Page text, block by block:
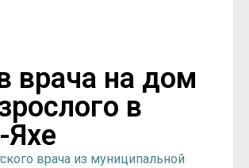
врача на дом
в
врача из муниципальной